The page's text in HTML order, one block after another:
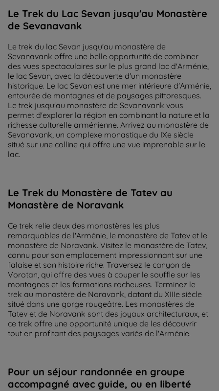
Le Trek du Lac Sevan jusqu'au Monastère
de Sevanavank
Le trek du lac Sevan jusqu'au monastère de
Sevanavank offre une belle opportunité de combiner
des vues spectaculaires sur le plus grand lac d'Arménie,
le lac Sevan, avec la découverte d'un monastère
historique. Le lac Sevan est une mer intérieure d'Arménie,
entourée de montagnes et de paysages pittoresques.
Le trek jusqu'au monastère de Sevanavank vous
permet d'explorer la région en combinant la nature et la
richesse culturelle arménienne. Arrivez au monastère de
Sevanavank, un complexe monastique du IXe siècle
situé sur une colline qui offre une vue imprenable sur le
lac.
Le Trek du Monastère de Tatev au
Monastère de Noravank
Ce trek relie deux des monastères les plus
remarquables de l'Arménie, le monastère de Tatev et le
monastère de Noravank. Visitez le monastère de Tatev,
connu pour son emplacement impressionnant sur une
falaise et son histoire riche. Traversez le canyon de
Vorotan, qui offre des vues à couper le souffle sur les
montagnes et les formations rocheuses. Terminez le
trek au monastère de Noravank, datant du XIIIe siècle
situé dans une gorge rougeâtre. Les monastères de
Tatev et de Noravank sont des joyaux architecturaux, et
ce trek offre une opportunité unique de les découvrir
tout en profitant des paysages variés de l'Arménie.
Pour un séjour randonnée en groupe
accompagné avec guide, ou en liberté